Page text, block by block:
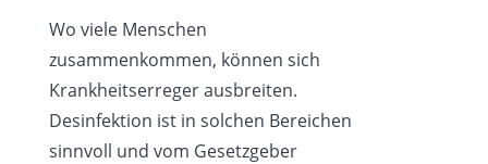
Wo viele Menschen
zusammenkommen, können sich
Krankheitserreger ausbreiten.
Desinfektion ist in solchen Bereichen
sinnvoll und vom Gesetzgeber